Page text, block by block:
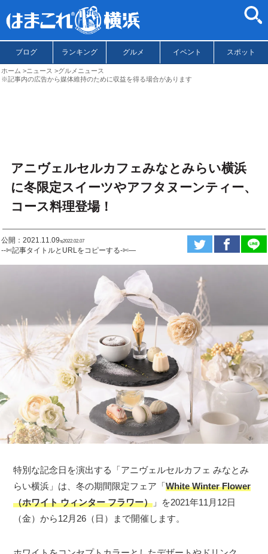
ブログ ランキング グルメ イベント スポット
ホーム ニュース
グルメニュース
※記事内の広告から媒体維持のために収益を得る場合があります
アニヴェルセルカフェみなとみらい横浜
に冬限定スイーツやアフタヌーンティー、
コース料理登場！
公開：2021.11.09ಇ2022.02.07
--✄記事タイトルとURLをコピーする-✄—
特別な記念日を演出する「アニヴェルセルカフェ みなとみ
らい横浜」は、冬の期間限定フェア「White Winter Flower
（ホワイト ウィンター フラワー） 」を2021年11月12日
（金）から12月26（日）まで開催します。